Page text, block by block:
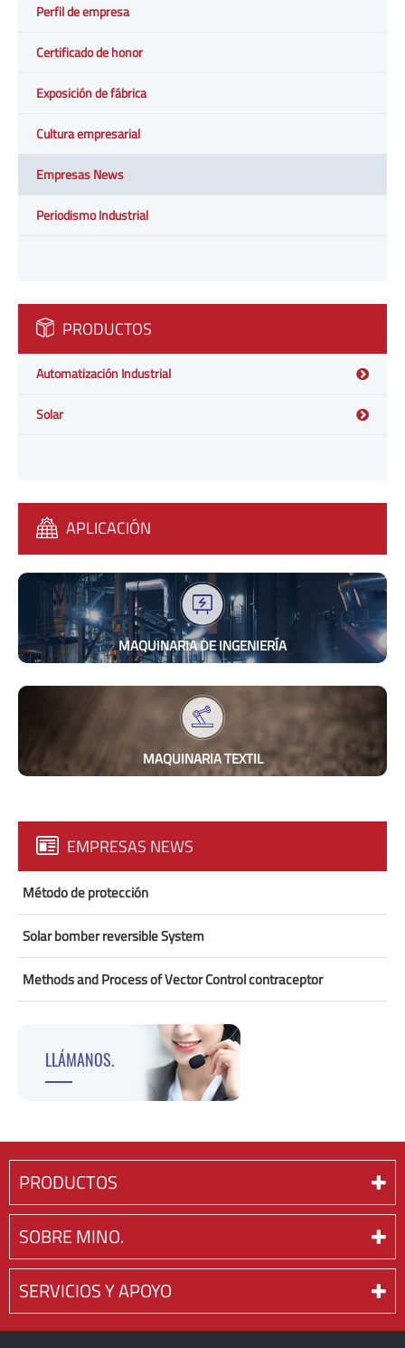
Perfil de empresa
Certificado de honor
Exposición de fábrica
Cultura empresarial
Empresas News
Periodismo Industrial
PRODUCTOS
Automatización Industrial
Solar
APLICACIÓN
MAQUINARIA DE INGENIERÍA
MAQUINARIA TEXTIL
EMPRESAS NEWS
Método de protección
Solar bomber reversible System
Methods and Process of Vector Control contraceptor
LLÁMANOS.
PRODUCTOS
SOBRE MINO.
SERVICIOS Y APOYO